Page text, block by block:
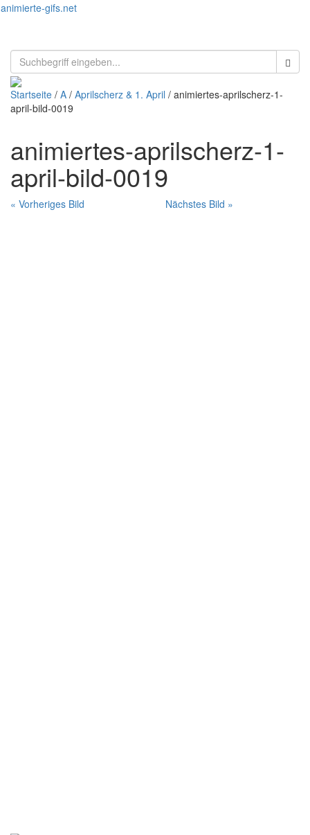
animierte-gifs.net
Startseite / A / Aprilscherz & 1. April / animiertes-aprilscherz-1-
april-bild-0019
animiertes-aprilscherz-1-
april-bild-0019
« Vorheriges Bild Nächstes Bild »